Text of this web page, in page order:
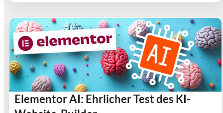
Elementor AI: Ehrlicher Test des KI-